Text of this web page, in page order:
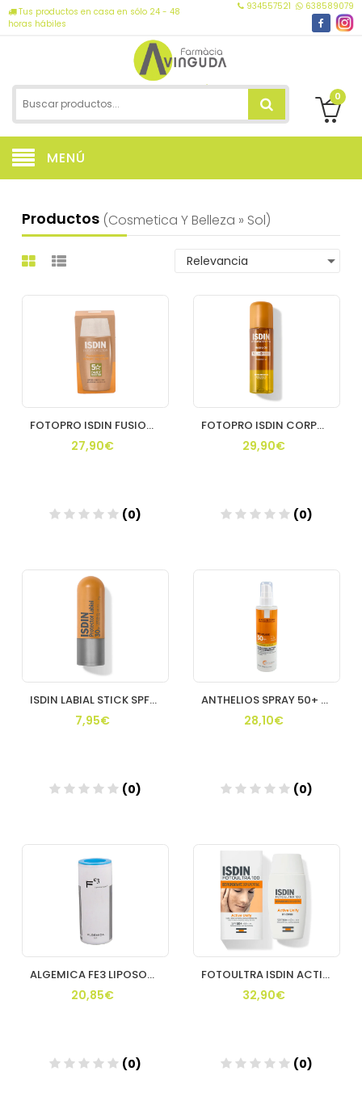
Tus productos en casa en sólo 24 - 48
horas hábiles
934557521 638589079
0
MENÚ
Productos (cosmetica Y Belleza » Sol)
FOTOPRO ISDIN FUSION WATER 50+ COLOR MEDIUM
27,90€
(0)
Añadir
FOTOPRO ISDIN CORPORAL HYDRO OIL 30 200 ML
29,90€
(0)
Añadir
ISDIN LABIAL STICK SPF30 NARANJA
7,95€
(0)
ANTHELIOS SPRAY 50+ 200 ML
28,10€
(0)
Añadir
ALGEMICA FE3 LIPOSOMADO
20,85€
(0)
FOTOULTRA ISDIN ACTIVE UNIFY FUSION FLUID
32,90€
(0)